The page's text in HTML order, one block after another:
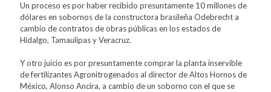
Un proceso es por haber recibido presuntamente 10 millones de
dólares en sobornos de la constructora brasileña Odebrecht a
cambio de contratos de obras públicas en los estados de
Hidalgo, Tamaulipas y Veracruz.
Y otro juicio es por presuntamente comprar la planta inservible
de fertilizantes Agronitrogenados al director de Altos Hornos de
México, Alonso Ancira, a cambio de un soborno con el que se